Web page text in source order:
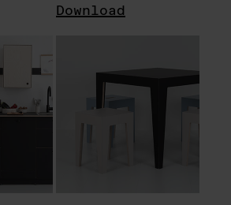
Download